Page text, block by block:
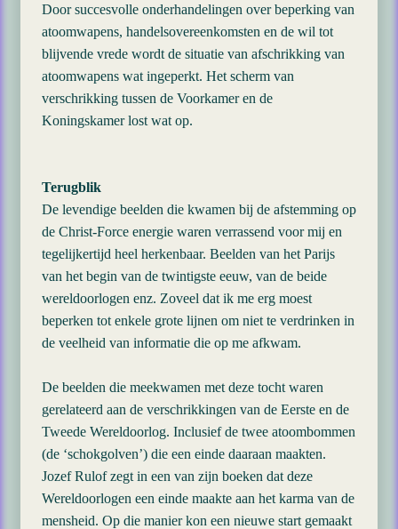
Door succesvolle onderhandelingen over beperking van
atoomwapens, handelsovereenkomsten en de wil tot
blijvende vrede wordt de situatie van afschrikking van
atoomwapens wat ingeperkt. Het scherm van
verschrikking tussen de Voorkamer en de
Koningskamer lost wat op.
Terugblik
De levendige beelden die kwamen bij de afstemming op
de Christ-Force energie waren verrassend voor mij en
tegelijkertijd heel herkenbaar. Beelden van het Parijs
van het begin van de twintigste eeuw, van de beide
wereldoorlogen enz. Zoveel dat ik me erg moest
beperken tot enkele grote lijnen om niet te verdrinken in
de veelheid van informatie die op me afkwam.
De beelden die meekwamen met deze tocht waren
gerelateerd aan de verschrikkingen van de Eerste en de
Tweede Wereldoorlog. Inclusief de twee atoombommen
(de ‘schokgolven’) die een einde daaraan maakten.
Jozef Rulof zegt in een van zijn boeken dat deze
Wereldoorlogen een einde maakte aan het karma van de
mensheid. Op die manier kon een nieuwe start gemaakt